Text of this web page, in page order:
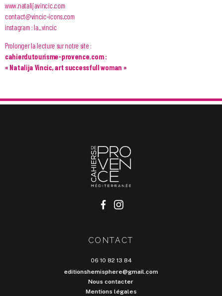
www.natalijavincic.com
contact@vincic-icons.com
instagram : la_vincic
Prolonger la lecture sur notre site :
cahierdutourisme-provence.com :
« Natalija Vincic, art successfull woman »
CONTACT
06 10 82 13 84
editionshemisphere@gmail.com
Nous contacter
Mentions légales